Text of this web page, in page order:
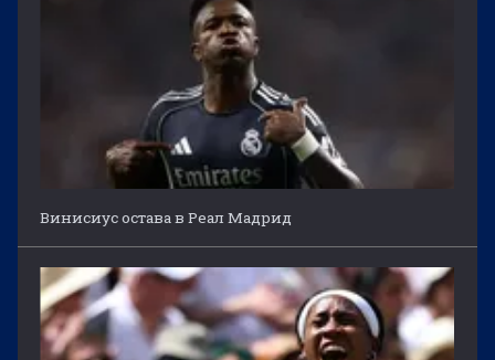
Винисиус остава в Реал Мадрид